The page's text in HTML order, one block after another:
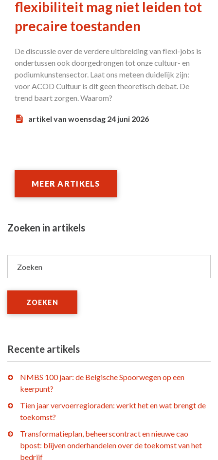
flexibiliteit mag niet leiden tot
precaire toestanden
De discussie over de verdere uitbreiding van flexi-jobs is
ondertussen ook doorgedrongen tot onze cultuur- en
podiumkunstensector. Laat ons meteen duidelijk zijn:
voor ACOD Cultuur is dit geen theoretisch debat. De
trend baart zorgen. Waarom?
artikel van woensdag 24 juni 2026
MEER ARTIKELS
Zoeken in artikels
Zoeken
ZOEKEN
Recente artikels
NMBS 100 jaar: de Belgische Spoorwegen op een
keerpunt?
Tien jaar vervoerregioraden: werkt het en wat brengt de
toekomst?
Transformatieplan, beheerscontract en nieuwe cao
bpost: blijven onderhandelen over de toekomst van het
bedrijf